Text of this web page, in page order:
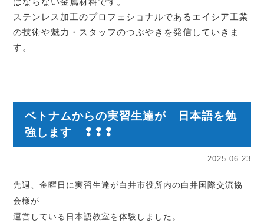
はならない金属材料です。
ステンレス加工のプロフェショナルであるエイシア工業
の技術や魅力・スタッフのつぶやきを発信していきま
す。
ベトナムからの実習生達が 日本語を勉
強します ❢❢❢
2025.06.23
先週、金曜日に実習生達が白井市役所内の白井国際交流協
会様が
運営している日本語教室を体験しました。